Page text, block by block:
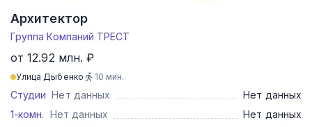
Архитектор
Группа Компаний ТРЕСТ
от 12.92 млн. ₽
Улица Дыбенко 10 мин.
Студии Нет данных
Нет данных
1-комн. Нет данных
Нет данных